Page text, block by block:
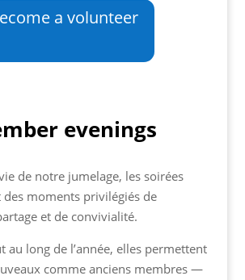
a volunteer
evenings
de notre jumelage, les soirées
moments privilégiés de
et de convivialité.
au long de l’année, elles permettent
comme anciens membres —